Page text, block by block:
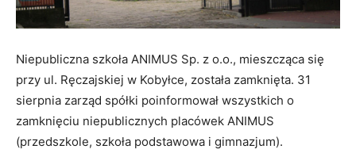
Niepubliczna szkoła ANIMUS Sp. z o.o., mieszcząca się
przy ul. Ręczajskiej w Kobyłce, została zamknięta. 31
sierpnia zarząd spółki poinformował wszystkich o
zamknięciu niepublicznych placówek ANIMUS
(przedszkole, szkoła podstawowa i gimnazjum).